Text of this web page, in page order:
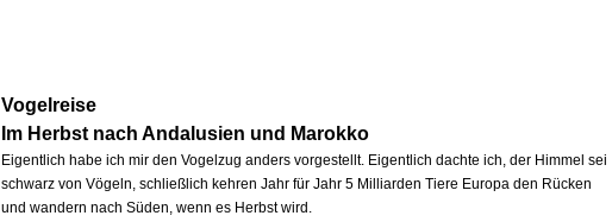
Vogelreise
Im Herbst nach Andalusien und Marokko
Eigentlich habe ich mir den Vogelzug anders vorgestellt. Eigentlich dachte ich, der Himmel sei
schwarz von Vögeln, schließlich kehren Jahr für Jahr 5 Milliarden Tiere Europa den Rücken
und wandern nach Süden, wenn es Herbst wird.